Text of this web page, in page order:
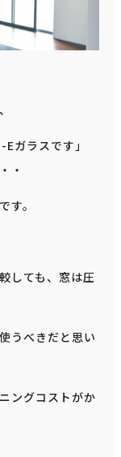
ガラスです」
・
す。
しても、窓は圧
うべきだと思い
ングコストがか